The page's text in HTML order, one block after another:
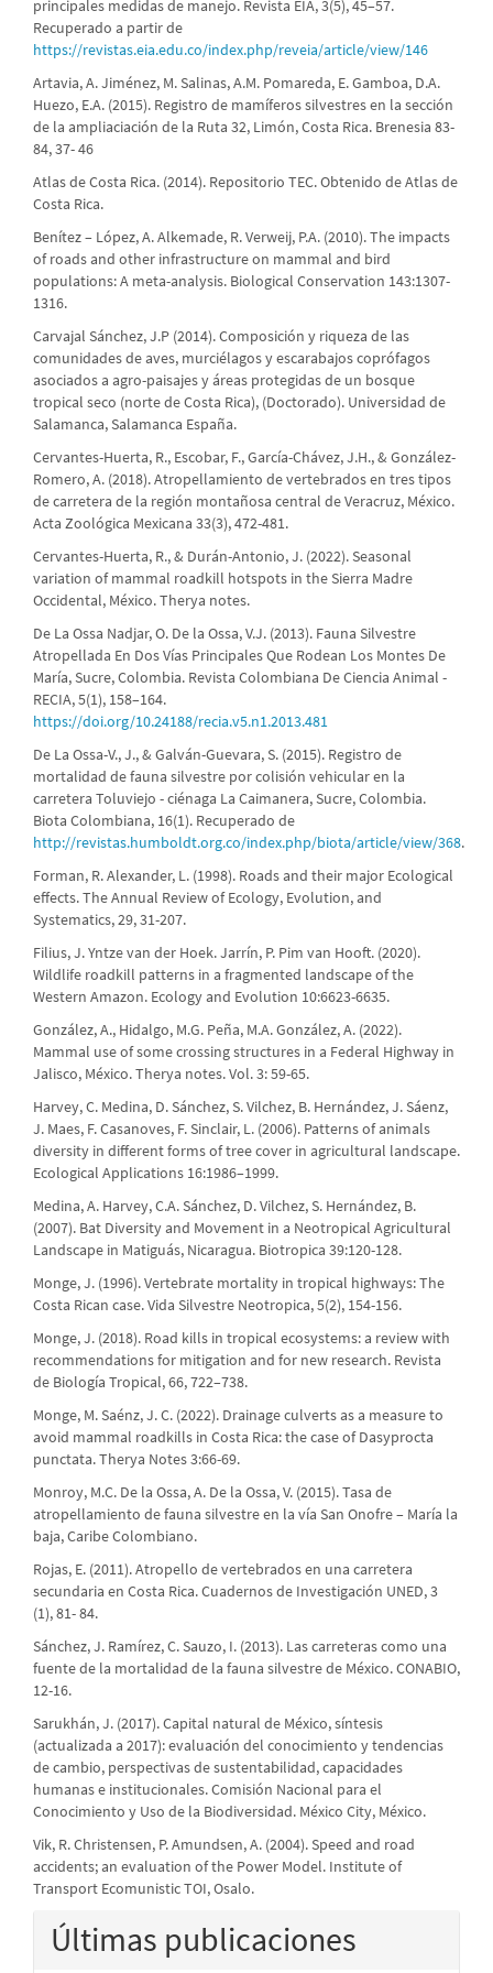
principales medidas de manejo. Revista EIA, 3(5), 45–57.
Recuperado a partir de
https://revistas.eia.edu.co/index.php/reveia/article/view/146
Artavia, A. Jiménez, M. Salinas, A.M. Pomareda, E. Gamboa, D.A.
Huezo, E.A. (2015). Registro de mamíferos silvestres en la sección
de la ampliaciación de la Ruta 32, Limón, Costa Rica. Brenesia 83-
84, 37- 46
Atlas de Costa Rica. (2014). Repositorio TEC. Obtenido de Atlas de
Costa Rica.
Benítez – López, A. Alkemade, R. Verweij, P.A. (2010). The impacts
of roads and other infrastructure on mammal and bird
populations: A meta-analysis. Biological Conservation 143:1307-
1316.
Carvajal Sánchez, J.P (2014). Composición y riqueza de las
comunidades de aves, murciélagos y escarabajos coprófagos
asociados a agro-paisajes y áreas protegidas de un bosque
tropical seco (norte de Costa Rica), (Doctorado). Universidad de
Salamanca, Salamanca España.
Cervantes-Huerta, R., Escobar, F., García-Chávez, J.H., & González-
Romero, A. (2018). Atropellamiento de vertebrados en tres tipos
de carretera de la región montañosa central de Veracruz, México.
Acta Zoológica Mexicana 33(3), 472-481.
Cervantes-Huerta, R., & Durán-Antonio, J. (2022). Seasonal
variation of mammal roadkill hotspots in the Sierra Madre
Occidental, México. Therya notes.
De La Ossa Nadjar, O. De la Ossa, V.J. (2013). Fauna Silvestre
Atropellada En Dos Vías Principales Que Rodean Los Montes De
María, Sucre, Colombia. Revista Colombiana De Ciencia Animal -
RECIA, 5(1), 158–164.
https://doi.org/10.24188/recia.v5.n1.2013.481
De La Ossa-V., J., & Galván-Guevara, S. (2015). Registro de
mortalidad de fauna silvestre por colisión vehicular en la
carretera Toluviejo - ciénaga La Caimanera, Sucre, Colombia.
Biota Colombiana, 16(1). Recuperado de
http://revistas.humboldt.org.co/index.php/biota/article/view/368.
Forman, R. Alexander, L. (1998). Roads and their major Ecological
effects. The Annual Review of Ecology, Evolution, and
Systematics, 29, 31-207.
Filius, J. Yntze van der Hoek. Jarrín, P. Pim van Hooft. (2020).
Wildlife roadkill patterns in a fragmented landscape of the
Western Amazon. Ecology and Evolution 10:6623-6635.
González, A., Hidalgo, M.G. Peña, M.A. González, A. (2022).
Mammal use of some crossing structures in a Federal Highway in
Jalisco, México. Therya notes. Vol. 3: 59-65.
Harvey, C. Medina, D. Sánchez, S. Vilchez, B. Hernández, J. Sáenz,
J. Maes, F. Casanoves, F. Sinclair, L. (2006). Patterns of animals
diversity in different forms of tree cover in agricultural landscape.
Ecological Applications 16:1986–1999.
Medina, A. Harvey, C.A. Sánchez, D. Vilchez, S. Hernández, B.
(2007). Bat Diversity and Movement in a Neotropical Agricultural
Landscape in Matiguás, Nicaragua. Biotropica 39:120-128.
Monge, J. (1996). Vertebrate mortality in tropical highways: The
Costa Rican case. Vida Silvestre Neotropica, 5(2), 154-156.
Monge, J. (2018). Road kills in tropical ecosystems: a review with
recommendations for mitigation and for new research. Revista
de Biología Tropical, 66, 722–738.
Monge, M. Saénz, J. C. (2022). Drainage culverts as a measure to
avoid mammal roadkills in Costa Rica: the case of Dasyprocta
punctata. Therya Notes 3:66-69.
Monroy, M.C. De la Ossa, A. De la Ossa, V. (2015). Tasa de
atropellamiento de fauna silvestre en la vía San Onofre – María la
baja, Caribe Colombiano.
Rojas, E. (2011). Atropello de vertebrados en una carretera
secundaria en Costa Rica. Cuadernos de Investigación UNED, 3
(1), 81- 84.
Sánchez, J. Ramírez, C. Sauzo, I. (2013). Las carreteras como una
fuente de la mortalidad de la fauna silvestre de México. CONABIO,
12-16.
Sarukhán, J. (2017). Capital natural de México, síntesis
(actualizada a 2017): evaluación del conocimiento y tendencias
de cambio, perspectivas de sustentabilidad, capacidades
humanas e institucionales. Comisión Nacional para el
Conocimiento y Uso de la Biodiversidad. México City, México.
Vik, R. Christensen, P. Amundsen, A. (2004). Speed and road
accidents; an evaluation of the Power Model. Institute of
Transport Ecomunistic TOI, Osalo.
Últimas publicaciones